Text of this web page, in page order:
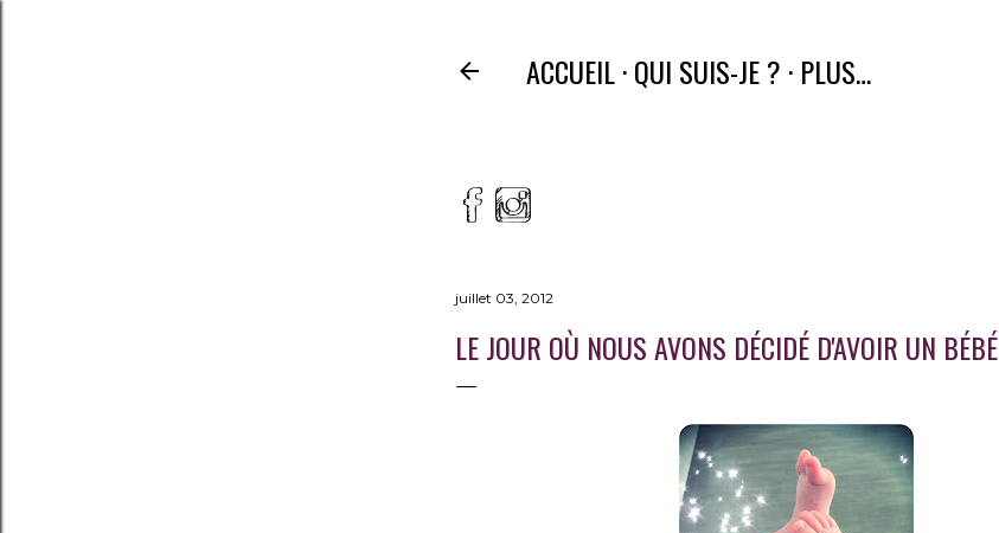
ACCUEIL QUI SUIS-JE ? PLUS…
juillet 03, 2012
LE JOUR OÙ NOUS AVONS DÉCIDÉ D'AVOIR UN BÉBÉ